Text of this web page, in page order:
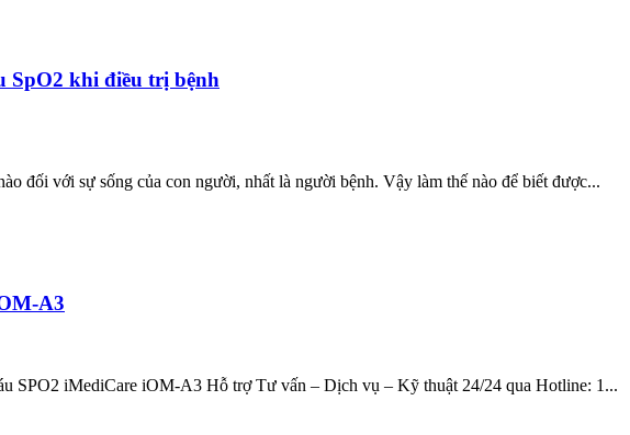
SpO2 khi điều trị bệnh
đối với sự sống của con người, nhất là người bệnh. Vậy làm thế nào để biết được...
A3
SPO2 iMediCare iOM-A3 Hỗ trợ Tư vấn – Dịch vụ – Kỹ thuật 24/24 qua Hotline: 1...